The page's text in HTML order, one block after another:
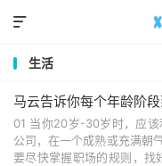

生活
马云告诉你每个年龄阶段
01 当你20岁-30岁时，应
公司，在一个成熟或充满朝
要尽快掌握职场的规则，找